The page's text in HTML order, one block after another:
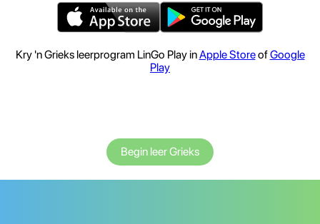
Kry 'n Grieks leerprogram LinGo Play inApple StoreofGoogle
Play
Begin leer Grieks